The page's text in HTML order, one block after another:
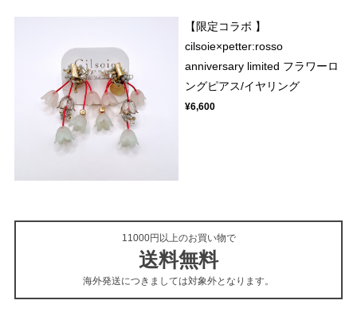
【限定コラボ 】
cilsoie×petter:rosso
anniversary limited フラワーロ
ングピアス/イヤリング
¥6,600
11000円以上のお買い物で
送料無料
海外発送につきましては対象外となります。